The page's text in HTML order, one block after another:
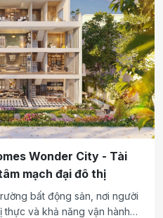
Wonder City - Tài
mạch đại đô thị
bất động sản, nơi người
và khả năng vận hành